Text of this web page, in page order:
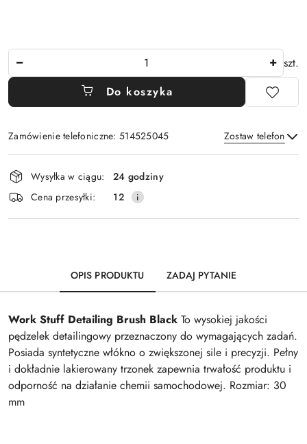
szt.
Do koszyka
Zamówienie telefoniczne: 514525045 Zostaw telefon
Wyślij
Dostępność
i
dostawa
Wysyłka w ciągu:
24 godziny
Cena przesyłki:
12
OPIS PRODUKTU ZADAJ PYTANIE
Work Stuff Detailing Brush Black To wysokiej jakości
pędzelek detailingowy przeznaczony do wymagających zadań.
Posiada syntetyczne włókno o zwiększonej sile i precyzji. Pełny
i dokładnie lakierowany trzonek zapewnia trwałość produktu i
odporność na działanie chemii samochodowej. Rozmiar: 30
mm